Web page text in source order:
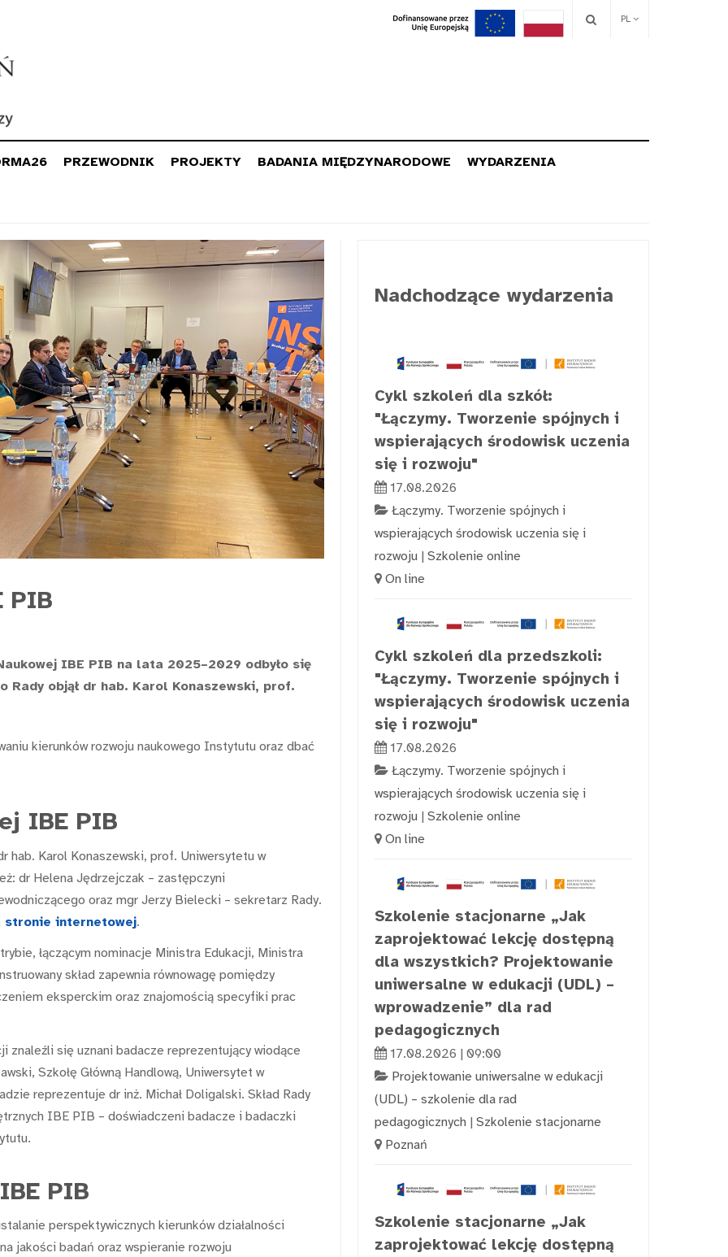
PL
PRZEWODNIK PROJEKTY BADANIA MIĘDZYNARODOWE WYDARZENIA
PIB
IBE PIB na lata 2025–2029 odbyło się
Rady objął dr hab. Karol Konaszewski, prof.
kierunków rozwoju naukowego Instytutu oraz dbać
IBE PIB
hab. Karol Konaszewski, prof. Uniwersytetu w
dr Helena Jędrzejczak – zastępczyni
oraz mgr Jerzy Bielecki – sekretarz Rady.
stronie internetowej.
łączącym nominacje Ministra Edukacji, Ministra
skład zapewnia równowagę pomiędzy
eksperckim oraz znajomością specyfiki prac
znaleźli się uznani badacze reprezentujący wiodące
Szkołę Główną Handlową, Uniwersytet w
reprezentuje dr inż. Michał Doligalski. Skład Rady
IBE PIB – doświadczeni badacze i badaczki
PIB
perspektywicznych kierunków działalności
jakości badań oraz wspieranie rozwoju
Nadchodzące wydarzenia
Cykl szkoleń dla szkół:
"Łączymy. Tworzenie spójnych i
wspierających środowisk uczenia
się i rozwoju"
17.08.2026
Łączymy. Tworzenie spójnych i
wspierających środowisk uczenia się i
rozwoju | Szkolenie online
On line
Cykl szkoleń dla przedszkoli:
"Łączymy. Tworzenie spójnych i
wspierających środowisk uczenia
się i rozwoju"
17.08.2026
Łączymy. Tworzenie spójnych i
wspierających środowisk uczenia się i
rozwoju | Szkolenie online
On line
Szkolenie stacjonarne „Jak
zaprojektować lekcję dostępną
dla wszystkich? Projektowanie
uniwersalne w edukacji (UDL) –
wprowadzenie” dla rad
pedagogicznych
17.08.2026 | 09:00
Projektowanie uniwersalne w edukacji
(UDL) – szkolenie dla rad
pedagogicznych | Szkolenie stacjonarne
Poznań
Szkolenie stacjonarne „Jak
zaprojektować lekcję dostępną